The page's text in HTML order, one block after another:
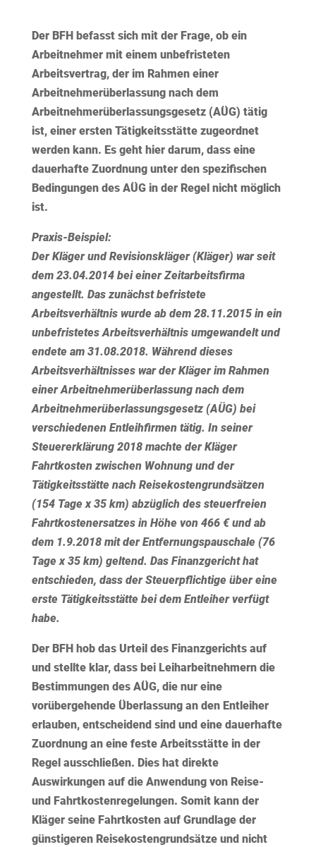
Der BFH befasst sich mit der Frage, ob ein
Arbeitnehmer mit einem unbefristeten
Arbeitsvertrag, der im Rahmen einer
Arbeitnehmerüberlassung nach dem
Arbeitnehmerüberlassungsgesetz (AÜG) tätig
ist, einer ersten Tätigkeitsstätte zugeordnet
werden kann. Es geht hier darum, dass eine
dauerhafte Zuordnung unter den spezifischen
Bedingungen des AÜG in der Regel nicht möglich
ist.
Praxis-Beispiel:
Der Kläger und Revisionskläger (Kläger) war seit
dem 23.04.2014 bei einer Zeitarbeitsfirma
angestellt. Das zunächst befristete
Arbeitsverhältnis wurde ab dem 28.11.2015 in ein
unbefristetes Arbeitsverhältnis umgewandelt und
endete am 31.08.2018. Während dieses
Arbeitsverhältnisses war der Kläger im Rahmen
einer Arbeitnehmerüberlassung nach dem
Arbeitnehmerüberlassungsgesetz (AÜG) bei
verschiedenen Entleihfirmen tätig. In seiner
Steuererklärung 2018 machte der Kläger
Fahrtkosten zwischen Wohnung und der
Tätigkeitsstätte nach Reisekostengrundsätzen
(154 Tage x 35 km) abzüglich des steuerfreien
Fahrtkostenersatzes in Höhe von 466 € und ab
dem 1.9.2018 mit der Entfernungspauschale (76
Tage x 35 km) geltend. Das Finanzgericht hat
entschieden, dass der Steuerpflichtige über eine
erste Tätigkeitsstätte bei dem Entleiher verfügt
habe.
Der BFH hob das Urteil des Finanzgerichts auf
und stellte klar, dass bei Leiharbeitnehmern die
Bestimmungen des AÜG, die nur eine
vorübergehende Überlassung an den Entleiher
erlauben, entscheidend sind und eine dauerhafte
Zuordnung an eine feste Arbeitsstätte in der
Regel ausschließen. Dies hat direkte
Auswirkungen auf die Anwendung von Reise-
und Fahrtkostenregelungen. Somit kann der
Kläger seine Fahrtkosten auf Grundlage der
günstigeren Reisekostengrundsätze und nicht